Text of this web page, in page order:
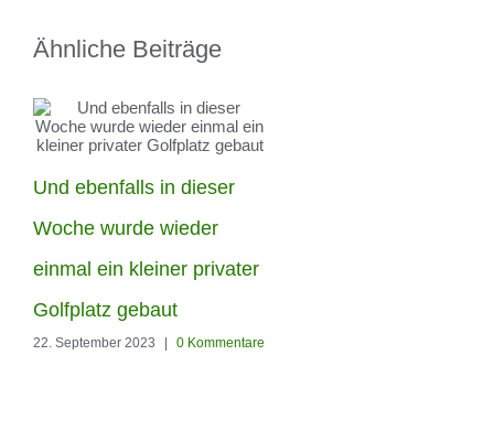
Ähnliche Beiträge
Und ebenfalls in dieser
Woche wurde wieder
einmal ein kleiner privater
Golfplatz gebaut
22. September 2023 0 Kommentare